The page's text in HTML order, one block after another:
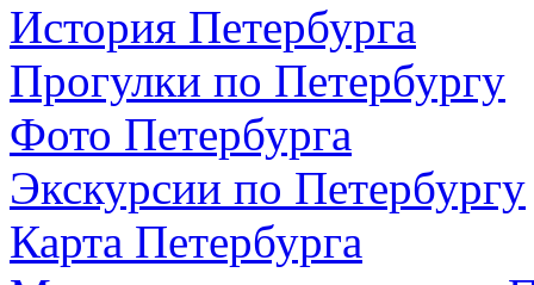
История Петербурга
Прогулки по Петербургу
Фото Петербурга
Экскурсии по Петербургу
Карта Петербурга